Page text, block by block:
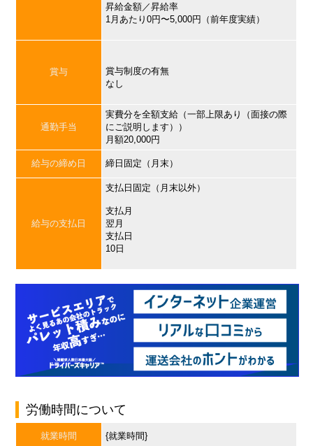
昇給金額／昇給率
1月あたり0円〜5,000円（前年度実績）
賞与
賞与制度の有無
なし
通勤手当
実費分を全額支給（一部上限あり（面接の際
にご説明します））
月額20,000円
給与の締め日 締日固定（月末）
給与の支払日
支払日固定（月末以外）
支払月
翌月
支払日
10日
労働時間について
就業時間 {就業時間}